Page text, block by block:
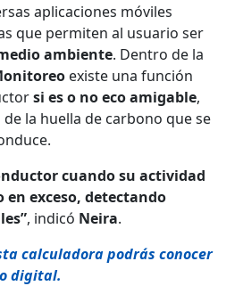
aplicaciones móviles
que permiten al usuario ser
ambiente. Dentro de la
existe una función
si es o no eco amigable,
la huella de carbono que se
cuando su actividad
exceso, detectando
, indicó Neira.
calculadora podrás conocer
digital.